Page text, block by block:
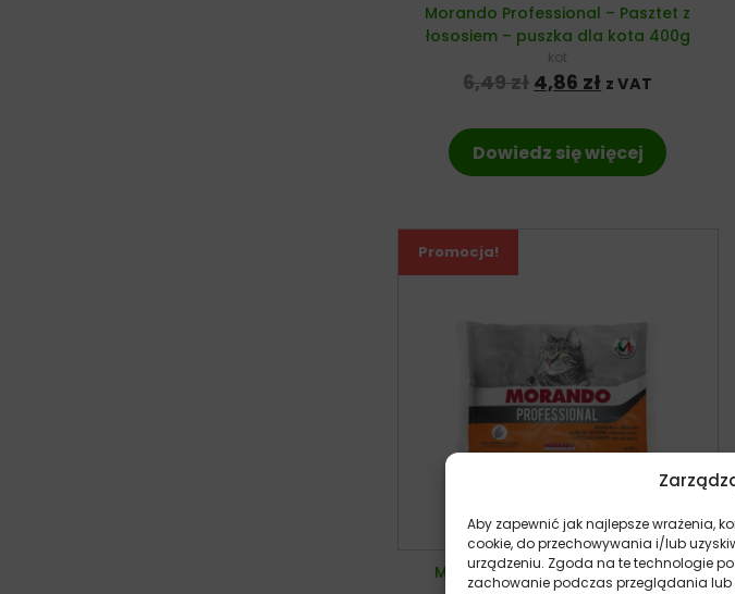
Aby zapewnić jak najlepsze wrażenia,
cookie, do przechowywania i/lub
urządzeniu. Zgoda na te technologie
zachowanie podczas przeglądania lub
Morando Professional – Pasztet z
łososiem – puszka dla kota 400g
kot
6,49zł Pierwotna cena
4,86 zł Aktualna
z VAT
Dowiedz się więcej
Promocja!
Morando Pro Mokra Karma Dla